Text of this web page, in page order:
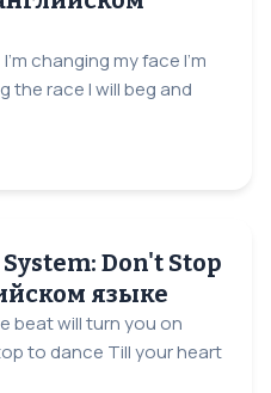
changing my face I'm
the race I will beg and
Don't Stop
языке
beat will turn you on
to dance Till your heart